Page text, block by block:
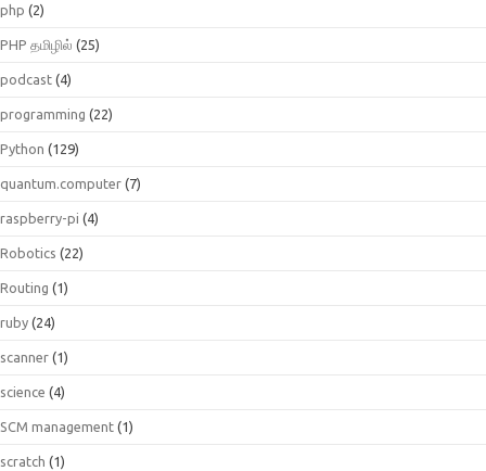
php (2)
PHP தமிழில் (25)
podcast (4)
programming (22)
Python (129)
quantum.computer (7)
raspberry-pi (4)
Robotics (22)
Routing (1)
ruby (24)
scanner (1)
science (4)
SCM management (1)
scratch (1)